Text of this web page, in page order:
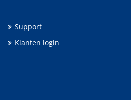
Support
Klanten login